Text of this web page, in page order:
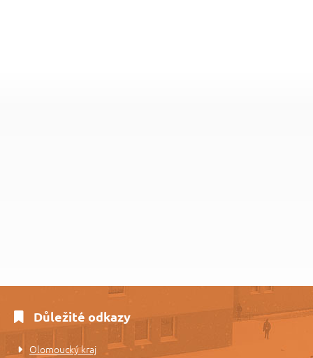
Důležité odkazy
Olomoucký kraj